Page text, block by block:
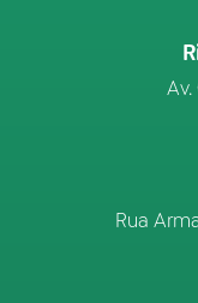
Av.
Rua